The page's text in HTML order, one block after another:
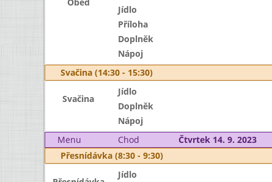
Jídlo
Příloha
Doplněk
Nápoj
Svačina (14:30 - 15:30)
Svačina
Jídlo
Doplněk
Nápoj
Menu
Chod Čtvrtek 14. 9. 2023
Přesnídávka (8:30 - 9:30)
Jídlo